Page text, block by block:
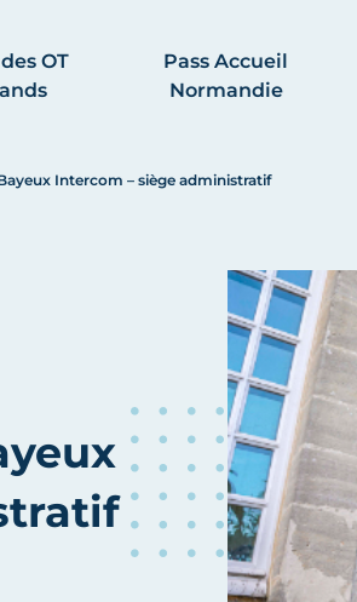
OT
Pass Accueil
Normandie
Intercom – siège administratif